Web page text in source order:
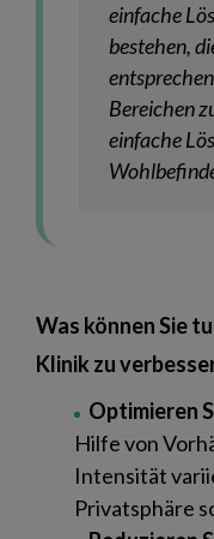
einfache
bestehen,
Bereichen
einfache
Was können Sie
Klinik zu
Optimieren
Hilfe von
Intensität
Privatsphäre